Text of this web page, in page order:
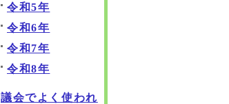
令和5年
令和6年
令和7年
令和8年
議会でよく使われ